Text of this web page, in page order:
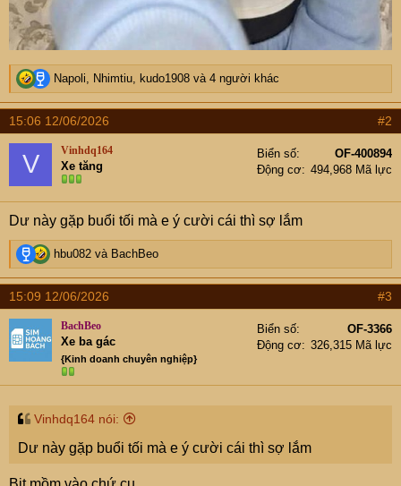
R
e
a
c
s
:
Napoli Nhimtiu kudo1908 và 4 người khác
15:06 12/06/2026 #2
V Vinhdq164
Xe tăng
Biển số
OF-400894
Động cơ
494,968 Mã lực
Dư này gặp buổi tối mà e ý cười cái thì sợ lắm
R
e
a
c
hbu082 và BachBeo
15:09 12/06/2026 #3
BachBeo
Xe ba gác
{Kinh doanh chuyên nghiệp}
Biển số
OF-3366
Động cơ
326,315 Mã lực
Vinhdq164 nói:
Dư này gặp buổi tối mà e ý cười cái thì sợ lắm